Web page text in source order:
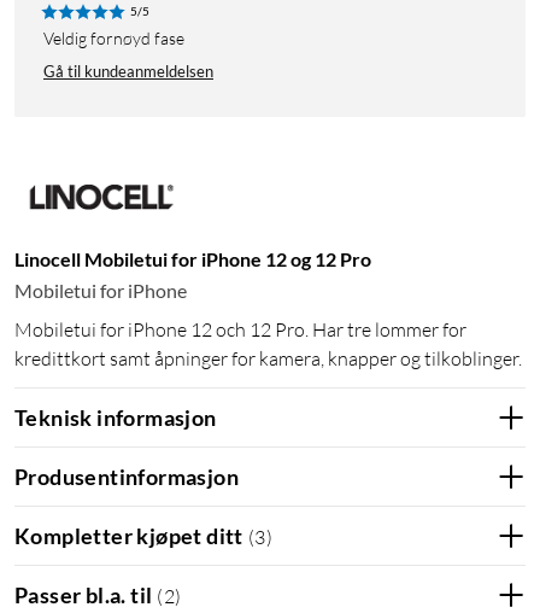
5/5
Veldig fornøyd fase
Gå til kundeanmeldelsen
Linocell Mobiletui for iPhone 12 og 12 Pro
Mobiletui for iPhone
Mobiletui for iPhone 12 och 12 Pro. Har tre lommer for
kredittkort samt åpninger for kamera, knapper og tilkoblinger.
Teknisk informasjon
Produsentinformasjon
Kompletter kjøpet ditt (3)
Passer bl.a. til (2)